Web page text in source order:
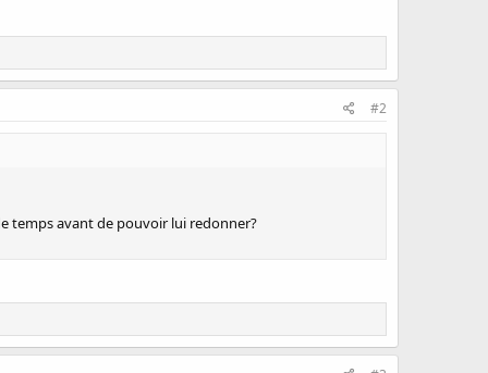
#2
temps avant de pouvoir lui redonner?